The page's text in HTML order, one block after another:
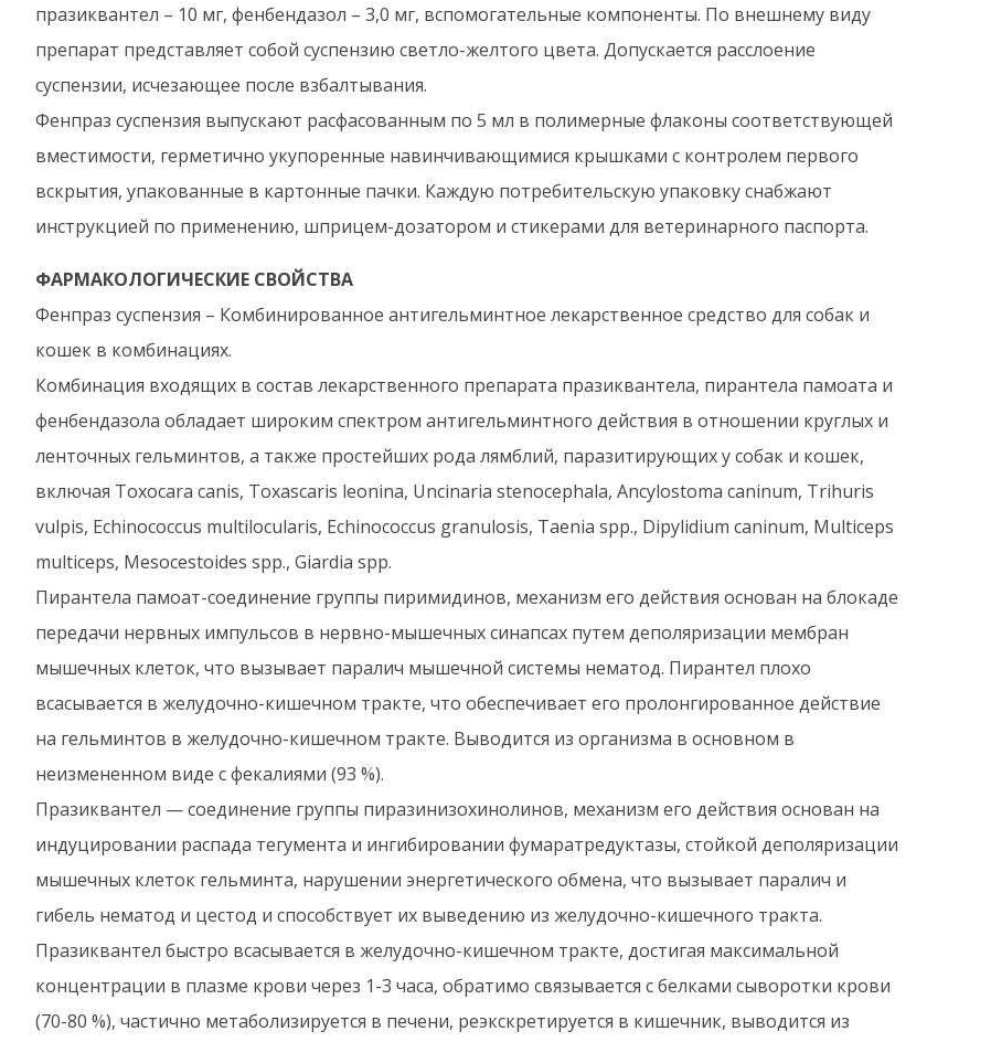
празиквантел – 10 мг, фенбендазол – 3,0 мг, вспомогательные компоненты. По внешнему виду
препарат представляет собой суспензию светло-желтого цвета. Допускается расслоение
суспензии, исчезающее после взбалтывания.
Фенпраз суспензия выпускают расфасованным по 5 мл в полимерные флаконы соответствующей
вместимости, герметично укупоренные навинчивающимися крышками с контролем первого
вскрытия, упакованные в картонные пачки. Каждую потребительскую упаковку снабжают
инструкцией по применению, шприцем-дозатором и стикерами для ветеринарного паспорта.
ФАРМАКОЛОГИЧЕСКИЕ СВОЙСТВА
Фенпраз суспензия – Комбинированное антигельминтное лекарственное средство для собак и
кошек в комбинациях.
Комбинация входящих в состав лекарственного препарата празиквантела, пирантела памоата и
фенбендазола обладает широким спектром антигельминтного действия в отношении круглых и
ленточных гельминтов, а также простейших рода лямблий, паразитирующих у собак и кошек,
включая Toxocara canis, Toxascaris leonina, Uncinaria stenocephala, Ancylostoma caninum, Trihuris
vulpis, Echinococcus multilocularis, Echinococcus granulosis, Taenia spp., Dipylidium caninum, Multiceps
multiceps, Mesocestoides spp., Giardia spp.
Пирантела памоат-соединение группы пиримидинов, механизм его действия основан на блокаде
передачи нервных импульсов в нервно-мышечных синапсах путем деполяризации мембран
мышечных клеток, что вызывает паралич мышечной системы нематод. Пирантел плохо
всасывается в желудочно-кишечном тракте, что обеспечивает его пролонгированное действие
на гельминтов в желудочно-кишечном тракте. Выводится из организма в основном в
неизмененном виде с фекалиями (93 %).
Празиквантел — соединение группы пиразинизохинолинов, механизм его действия основан на
индуцировании распада тегумента и ингибировании фумаратредуктазы, стойкой деполяризации
мышечных клеток гельминта, нарушении энергетического обмена, что вызывает паралич и
гибель нематод и цестод и способствует их выведению из желудочно-кишечного тракта.
Празиквантел быстро всасывается в желудочно-кишечном тракте, достигая максимальной
концентрации в плазме крови через 1-3 часа, обратимо связывается с белками сыворотки крови
(70-80 %), частично метаболизируется в печени, реэкскретируется в кишечник, выводится из